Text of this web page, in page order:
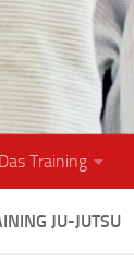
Das Training
JU-JUTSU